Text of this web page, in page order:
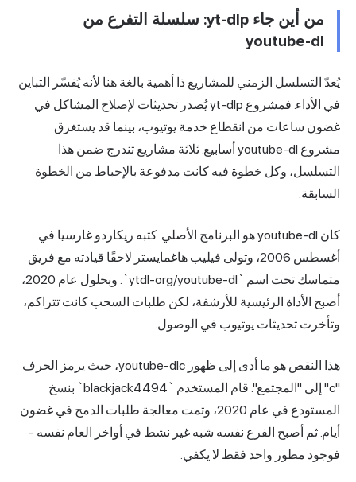
من أين جاء yt-dlp: سلسلة التفرع من
youtube-dl
يُعدّ التسلسل الزمني للمشاريع ذا أهمية بالغة هنا لأنه يُفسّر التباين
في الأداء. فمشروع yt-dlp يُصدر تحديثات لإصلاح المشاكل في
غضون ساعات من انقطاع خدمة يوتيوب، بينما قد يستغرق
مشروع youtube-dl أسابيع. ثلاثة مشاريع تندرج ضمن هذا
التسلسل، وكل خطوة فيه كانت مدفوعة بالإحباط من الخطوة
السابقة.
كان youtube-dl هو البرنامج الأصلي. كتبه ريكاردو غارسيا في
أغسطس 2006، وتولى فيليب هاغمايستر لاحقًا قيادته مع فريق
متماسك تحت اسم `ytdl-org/youtube-dl`. وبحلول عام 2020،
أصبح الأداة الرئيسية للأرشفة، لكن طلبات السحب كانت تتراكم،
وتأخرت تحديثات يوتيوب في الوصول.
هذا النقص هو ما أدى إلى ظهور youtube-dlc، حيث يرمز الحرف
"c" إلى "المجتمع". قام المستخدم `blackjack4494` بنسخ
المستودع في عام 2020، وتمت معالجة طلبات الدمج في غضون
أيام. ثم أصبح الفرع نفسه شبه غير نشط في أواخر العام نفسه -
فوجود مطور واحد فقط لا يكفي.